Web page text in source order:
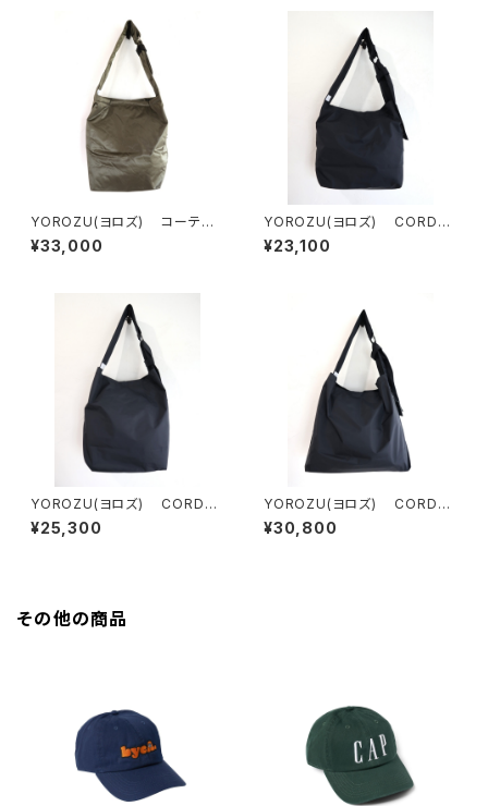
YOROZU(ヨロズ) コーテッ
ク タスキショルダー1番
¥33,000
YOROZU(ヨロズ) CORDU
RAタスキショルダー2番
¥23,100
YOROZU(ヨロズ) CORDU
RAタスキショルダー1番
¥25,300
YOROZU(ヨロズ) CORDU
RAタスキショルダー0番
¥30,800
その他の商品